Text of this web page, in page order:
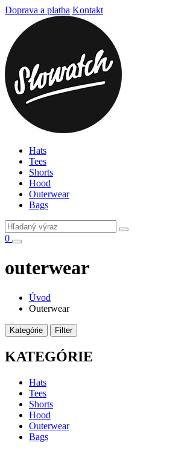
Doprava a platba Kontakt
Hats
Tees
Shorts
Hood
Outerwear
Bags
0
outerwear
Úvod
Outerwear
Kategórie Filter
KATEGÓRIE
Hats
Tees
Shorts
Hood
Outerwear
Bags